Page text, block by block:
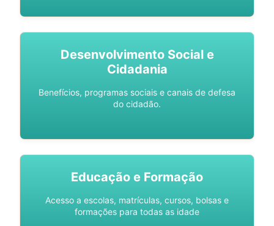
Desenvolvimento Social e
Cidadania
Benefícios, programas sociais e canais de defesa
do cidadão.
Educação e Formação
Acesso a escolas, matrículas, cursos, bolsas e
formações para todas as idade